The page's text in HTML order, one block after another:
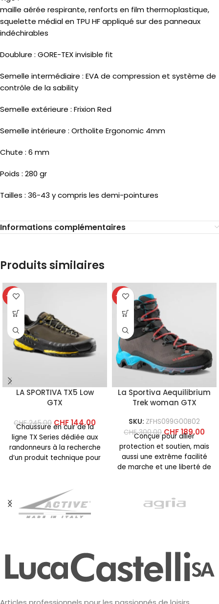
maille aérée respirante, renforts en film thermoplastique,
squelette médial en TPU HF appliqué sur des panneaux
indéchirables
Doublure : GORE-TEX invisible fit
Semelle intermédiaire : EVA de compression et système de
contrôle de la sability
Semelle extérieure : Frixion Red
Semelle intérieure : Ortholite Ergonomic 4mm
Chute : 6 mm
Poids : 280 gr
Tailles : 36-43 y compris les demi-pointures
Informations complémentaires
Produits similaires
-41%
LA SPORTIVA TX5 Low
GTX
CHF245.00 CHF144.00
Chaussure en cuir de la
ligne TX Series dédiée aux
randonneurs à la recherche
d’un produit technique pour
-37%
La Sportiva Aequilibrium
Trek woman GTX
SKU: ZFHS099G00B02
CHF300.00 CHF189.00
Conçue pour allier
protection et soutien, mais
aussi une extrême facilité
de marche et une liberté de